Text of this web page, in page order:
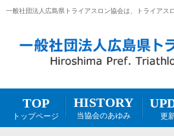
一般社団法人広島県トライアスロン協会は、トライア
TOP
トップページ
HISTORY
当協会のあゆみ 更